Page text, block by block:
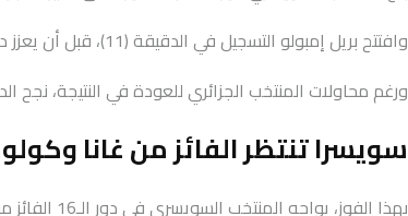
وافتتح بريل إمبولو التسجيل في الدقيقة (11)، قبل أن يعزز دان ندوي النتيجة مع انطلاق الشوط الثاني في الدقيقة (46)، ليؤمن تأهل منتخب بلاده إلى الدور المقبل.
ورغم محاولات المنتخب الجزائري للعودة في النتيجة،
سويسرا تنتظر الفائز من غانا
بهذا الفوز، يواجه المنتخب السويسري في دور الـ16 الفائز من مواجهة غانا وكولومبيا، المقررة في ختام منافسات دور الـ32.